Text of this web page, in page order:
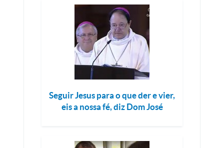
Seguir Jesus para o que der e vier,
eis a nossa fé, diz Dom José